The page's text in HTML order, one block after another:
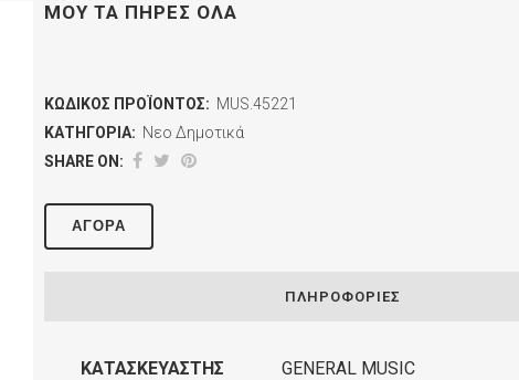
ΜΟΥ ΤΑ ΠΗΡΕΣ ΟΛΑ
ΚΩΔΙΚΌΣ ΠΡΟΪΌΝΤΟΣ: MUS.45221
ΚΑΤΗΓΟΡΊΑ: Νεο Δημοτικά
SHARE ON:
ΑΓΟΡΆ
ΠΛΗΡΟΦΟΡΊΕΣ
ΚΑΤΑΣΚΕΥΑΣΤΉΣ
GENERAL MUSIC